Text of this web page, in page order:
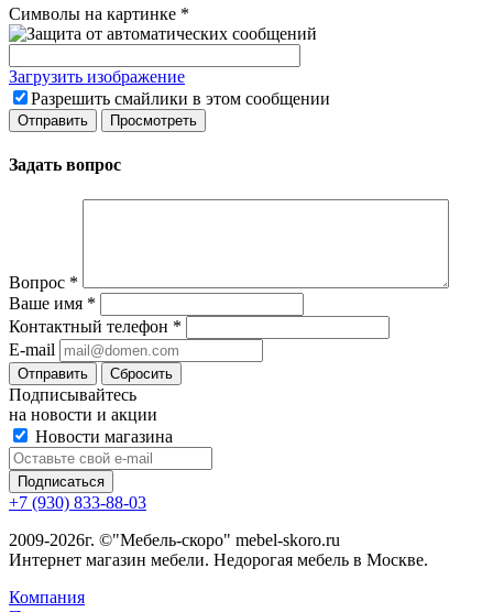
Символы на картинке *
Загрузить изображение
Разрешить смайлики в этом сообщении
Задать вопрос
Вопрос *
Ваше имя *
Контактный телефон *
E-mail
Сбросить
Подписывайтесь
на новости и акции
Новости магазина
+7 (930) 833-88-03
2009-2026г. ©"Мебель-скоро" mebel-skoro.ru
Интернет магазин мебели. Недорогая мебель в Москве.
Компания